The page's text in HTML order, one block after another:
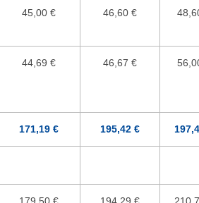
45,00 € 46,60 €
44,69 € 46,67 €
171,19 € 195,42 €